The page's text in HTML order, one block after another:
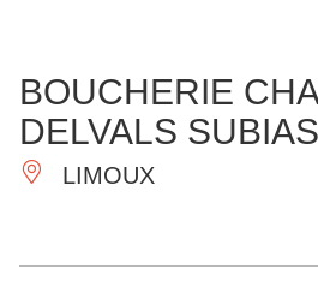
ESSENTIAL
AND
DO
BOUCHERIE
DELVALS SUBIAS
LIMOUX